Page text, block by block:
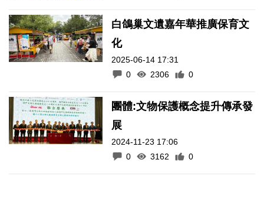
白鴿巢文遺嘉年華推廣保育文
化
2025-06-14 17:31
0
2306 0
團體:文物保護概念提升傳承發
展
2024-11-23 17:06
0
3162 0